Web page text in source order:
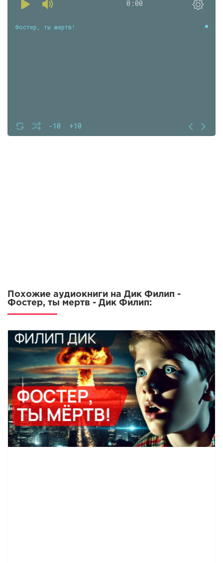
0:00
-10 +10
Фостер, ты мертв!
Похожие аудиокниги на Дик Филип -
Фостер, ты мертв - Дик Филип: